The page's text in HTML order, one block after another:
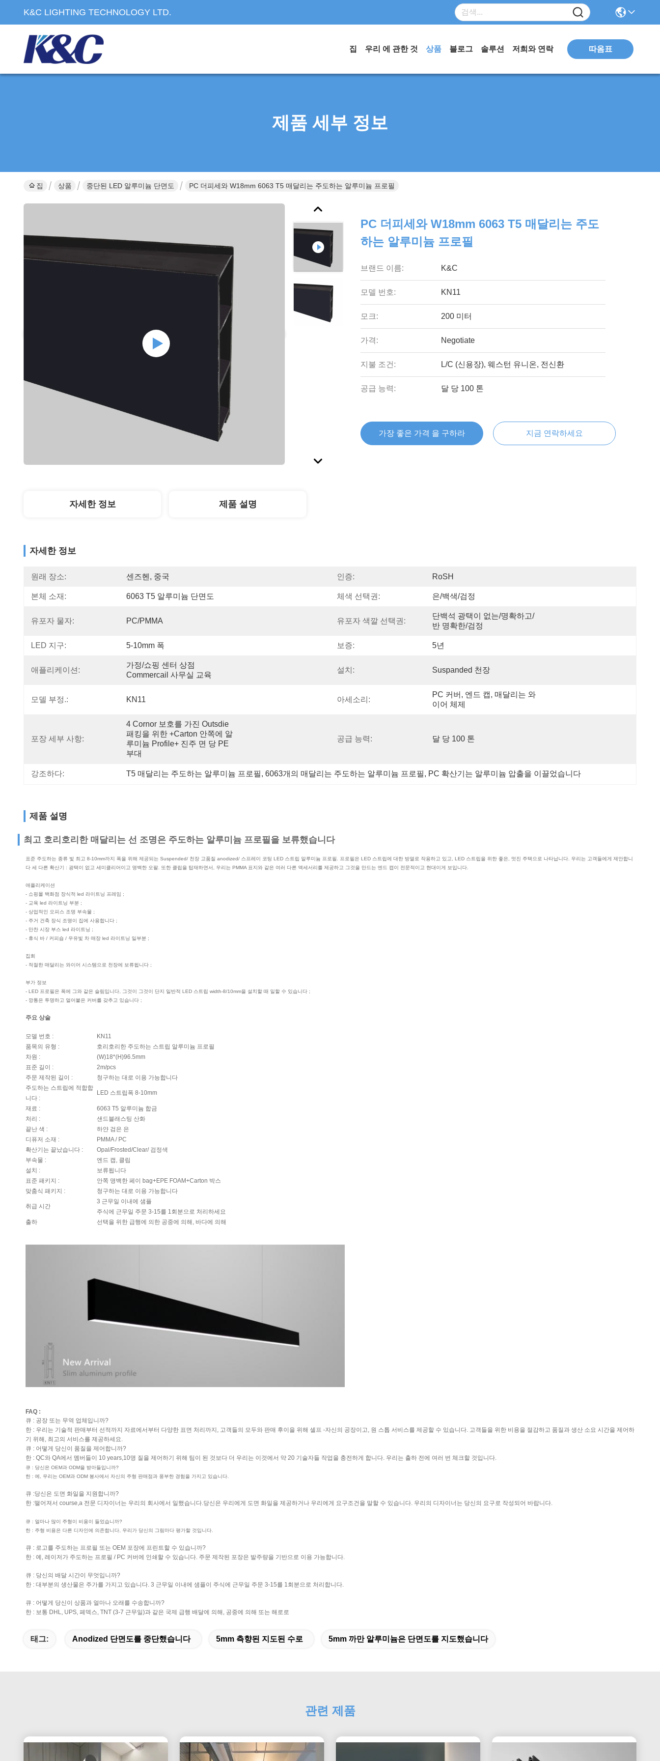
K&C LIGHTING TECHNOLOGY LTD.
집 우리 에 관한 것 상품 블로그 솔루션 저희와 연락 따옴표
제품 세부 정보
집 상품 중단된 LED 알루미늄 단면도 PC 더피세와 W18mm 6063 T5 매달리는 주도하는 알루미늄 프로필
PC 더피세와 W18mm 6063 T5 매달리는 주도
하는 알루미늄 프로필
브랜드 이름: K&C
모델 번호: KN11
모크: 200 미터
가격: Negotiate
지불 조건: L/C (신용장), 웨스턴 유니온, 전신환
공급 능력: 달 당 100 톤
가장 좋은 가격 을 구하라 지금 연락하세요
자세한 정보 제품 설명
자세한 정보
원래 장소: 센즈헨, 중국 인증: RoSH
본체 소재: 6063 T5 알루미늄 단면도 체색 선택권: 은/백색/검정
유포자 물자: PC/PMMA 유포자 색깔 선택권:
단백석 광택이 없는/명확하고/
반 명확한/검정
LED 지구: 5-10mm 폭 보증: 5년
애플리케이션:
가정/쇼핑 센터 상점
Commercail 사무실 교육
설치: Suspanded 천장
모델 부정.: KN11 아세소리:
PC 커버, 엔드 캡, 매달리는 와
이어 체제
포장 세부 사항:
4 Cornor 보호를 가진 Outsdie
패킹을 위한 +carton 안쪽에 알
루미늄 Profile+ 진주 면 당 PE
부대
공급 능력: 달 당 100 톤
강조하다: T5 매달리는 주도하는 알루미늄 프로필, 6063개의 매달리는 주도하는 알루미늄 프로필, PC 확산기는 알루미늄 압출을 이끌었습니다
제품 설명
최고 호리호리한 매달리는 선 조명은 주도하는 알루미늄 프로필을 보류했습니다
표준 주도하는 종류 빛 최고 8-10mm까지 폭을 위해 제공되는 Suspended/ 천장 고품질 anodized/ 스프레이 코팅 LED 스트립 알루미늄 프로필. 프로필은 LED 스트립에 대한 방열로 작용하고 있고, LED 스트립을 위한 좋은, 멋진 주택으로 나타납니다. 우리는 고객들에게 제안합니
다 세 다른 확산기 : 광택이 없고 세미클리어이고 명백한 오팔. 또한 클립을 탑재하면서, 우리는 PMMA 표지와 같은 여러 다른 액세서리를 제공하고 그것을 만드는 엔드 캡이 전문적이고 현대이게 보입니다.
애플리케이션
- 쇼핑몰 백화점 장식적 led 라이트닝 프레임 ;
- 교육 led 라이트닝 부분 ;
- 상업적인 오피스 조명 부속물 ;
- 주거 건축 장식 조명이 집에 사용합니다 ;
- 만찬 시장 부스 led 라이트닝 ;
- 휴식 바 / 커피숍 / 우유빛 차 매장 led 라이트닝 일부분 ;
집회
- 적절한 매달리는 와이어 시스템으로 천장에 보류됩니다 ;
부가 정보
- LED 프로필은 폭에 그와 같은 슬림입니다, 그것이 그것이 단지 일반적 LED 스트립 width-8/10mm을 설치할 때 일할 수 있습니다 ;
- 깡통은 투명하고 얼어붙은 커버를 갖추고 있습니다 ;
주요 상술
모델 번호 :
KN11
품목의 유형 :
호리호리한 주도하는 스트립 알루미늄 프로필
차원 :
(W)18*(H)96.5mm
표준 길이 :
2m/pcs
주문 제작된 길이 :
청구하는 대로 이용 가능합니다
주도하는 스트립에 적합합
니다 :
LED 스트립폭 8-10mm
재료 :
6063 T5 알루미늄 합금
처리 :
샌드블래스팅 산화
끝난 색 :
하얀 검은 은
디퓨저 소재 :
PMMA / PC
확산기는 끝났습니다 :
Opal/Frosted/Clear/ 검정색
부속물 :
엔드 캡, 클립
설치 :
보류됩니다
표준 패키지 :
안쪽 명백한 페이 bag+EPE FOAM+Carton 박스
맞춤식 패키지 :
청구하는 대로 이용 가능합니다
취급 시간
3 근무일 이내에 샘플
주식에 근무일 주문 3-15를 1회분으로 처리하세요
출하
선택을 위한 급행에 의한 공중에 의해, 바다에 의해
FAQ :
큐 : 공장 또는 무역 업체입니까?
한 : 우리는 기술적 판매부터 선적까지 자료에서부터 다양한 표면 처리까지, 고객들의 모두와 판매 후이을 위해 셀프 -자신의 공장이고, 원 스톱 서비스를 제공할 수 있습니다. 고객들을 위한 비용을 절감하고 품질과 생산 소요 시간을 제어하
기 위해, 최고의 서비스를 제공하세요.
큐 : 어떻게 당신이 품질을 제어합니까?
한 : QC와 QA에서 멤버들이 10 years,10명 질을 제어하기 위해 팀이 된 것보다 더 우리는 이것에서 약 20 기술자들 작업을 충전하게 합니다. 우리는 출하 전에 여러 번 체크할 것입니다.
큐 : 당신은 OEM과 ODM을 받아들입니까?
한 : 예, 우리는 OEM과 ODM 봉사에서 자신의 주형 판매점과 풍부한 경험을 가지고 있습니다.
큐 :당신은 도면 화일을 지원합니까?
한 :떨어져서 course,a 전문 디자이너는 우리의 회사에서 일했습니다.당신은 우리에게 도면 화일을 제공하거나 우리에게 요구조건을 말할 수 있습니다. 우리의 디자이너는 당신의 요구로 작성되어 바랍니다.
큐 : 얼마나 많이 주형이 비용이 들었습니까?
한 : 주형 비용은 다른 디자인에 의존합니다, 우리가 당신의 그림마다 평가할 것입니다.
큐 : 로고를 주도하는 프로필 또는 OEM 포장에 프린트할 수 있습니까?
한 : 예, 레이저가 주도하는 프로필 / PC 커버에 인쇄할 수 있습니다. 주문 제작된 포장은 발주량을 기반으로 이용 가능합니다.
큐 : 당신의 배달 시간이 무엇입니까?
한 : 대부분의 생산물은 주가를 가지고 있습니다. 3 근무일 이내에 샘플이 주식에 근무일 주문 3-15를 1회분으로 처리합니다.
큐 : 어떻게 당신이 상품과 얼마나 오래를 수송합니까?
한 : 보통 DHL, UPS, 페덱스, TNT (3-7 근무일)과 같은 국제 급행 배달에 의해, 공중에 의해 또는 해로로
태그: Anodized 단면도를 중단했습니다 5mm 측향된 지도된 수로 5mm 까만 알루미늄은 단면도를 지도했습니다
관련 제품